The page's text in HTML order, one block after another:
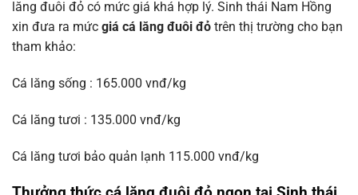
lăng đuôi đỏ có mức giá khá hợp lý. Sinh thái Nam Hồng
xin đưa ra mức giá cá lăng đuôi đỏ trên thị trường cho bạn
tham khảo:
Cá lăng sống : 165.000 vnđ/kg
Cá lăng tươi : 135.000 vnđ/kg
Cá lăng tươi bảo quản lạnh 115.000 vnđ/kg